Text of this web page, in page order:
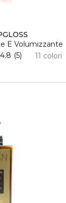
E Volumizzante
11 colori
4.8 5